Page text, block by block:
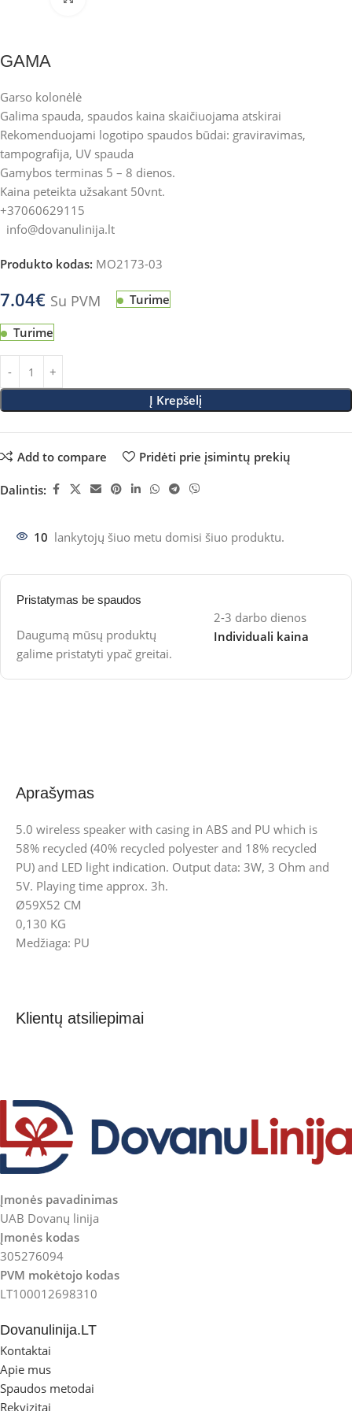
GAMA
Garso kolonėlė
Galima spauda, spaudos kaina skaičiuojama atskirai
Rekomenduojami logotipo spaudos būdai: graviravimas,
tampografija, UV spauda
Gamybos terminas 5 – 8 dienos.
Kaina peteikta užsakant 50vnt.
+37060629115
info@dovanulinija.lt
Produkto kodas: MO2173-03
7.04€ Su PVM Turime
Turime
Į Krepšelį
Add to compare Pridėti prie įsimintų prekių
Dalintis:
10 lankytojų šiuo metu domisi šiuo produktu.
Pristatymas be spaudos
Daugumą mūsų produktų
galime pristatyti ypač greitai.
2-3 darbo dienos
Individuali kaina
Aprašymas
5.0 wireless speaker with casing in ABS and PU which is
58% recycled (40% recycled polyester and 18% recycled
PU) and LED light indication. Output data: 3W, 3 Ohm and
5V. Playing time approx. 3h.
Ø59X52 CM
0,130 KG
Medžiaga: PU
Klientų atsiliepimai
Įmonės pavadinimas
UAB Dovanų linija
Įmonės kodas
305276094
PVM mokėtojo kodas
LT100012698310
Dovanulinija.LT
Kontaktai
Apie mus
Spaudos metodai
Rekvizitai